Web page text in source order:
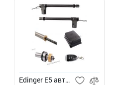
Edinger E5 автоматика для розпашних воріт